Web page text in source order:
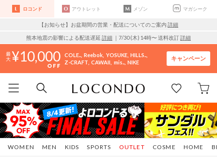
ロコンド アウトレット メゾン マガシーク
【お知らせ】お盆期間の営業・配送についてのご案内 詳細
熊本地震の影響による配送遅延 詳細 ｜7/30 (木) 14時〜 送料改訂詳細
10,000 COLE.. Reebok YOSUKE HILLS..
Z-CRAFT CAWAII mis.. NIKE
キャンペーン
WOMEN MEN KIDS SPORTS COSME HOME
OUTLET